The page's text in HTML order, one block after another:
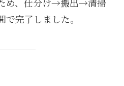
完了しました。